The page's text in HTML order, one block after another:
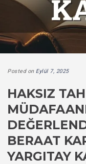
Posted on Eylül 7, 2025
HAKSIZ
BERAAT
YARGITAY